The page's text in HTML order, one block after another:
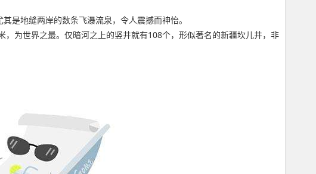
是地缝两岸的数条飞瀑流泉，令人震撼而神怡。
为世界之最。仅暗河之上的竖井就有108个，形似著名的新疆坎儿井，非